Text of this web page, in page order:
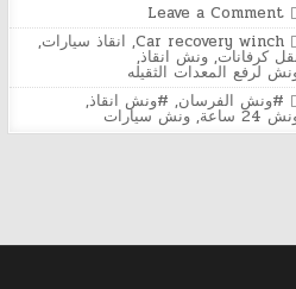
Leave a Comment
خدمة
ونش
احترافية
في
مصر
الجديدة
لجميع
أنواع
Posted
in
Car recovery winch
, انقاذ سيارات,
كرفانات,ونش انقاذ,
لرفع المعدات الثقيله
Tagged
#ونش الفرسان, #ونش انقاذ,
24 ساعة ,ونش سيارات